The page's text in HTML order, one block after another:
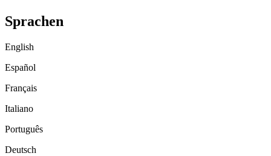
Sprachen
English
Español
Français
Italiano
Português
Deutsch